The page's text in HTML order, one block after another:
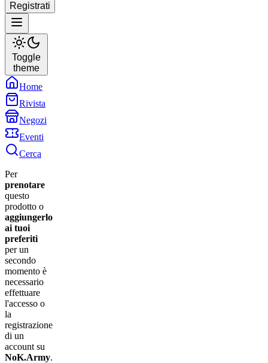
Registrati
Toggle
theme
Home
Rivista
Negozi
Eventi
Cerca
Per
prenotare
questo
prodotto o
aggiungerlo
ai tuoi
preferiti
per un
secondo
momento è
necessario
effettuare
l'accesso o
la
registrazione
di un
account su
NoK.Army.